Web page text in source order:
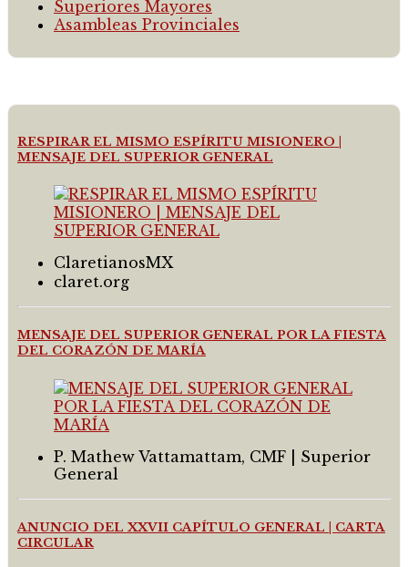
Superiores Mayores
Asambleas Provinciales
RESPIRAR EL MISMO ESPÍRITU MISIONERO |
MENSAJE DEL SUPERIOR GENERAL
ClaretianosMX
claret.org
MENSAJE DEL SUPERIOR GENERAL POR LA FIESTA
DEL CORAZÓN DE MARÍA
P. Mathew Vattamattam, CMF | Superior
General
ANUNCIO DEL XXVII CAPÍTULO GENERAL | CARTA
CIRCULAR